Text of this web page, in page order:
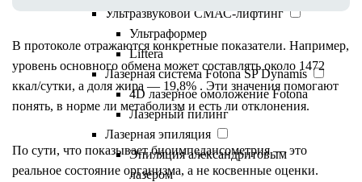
Ультразвуковой СМАС-лифтинг
Ультраформер
Liftera
Лазерная система Fotona SP Dynamis
4D лазерное омоложение Fotona
Лазерный пилинг
Лазерная эпиляция
Эпиляция александритовым
лазером
В протоколе отражаются конкретные показатели. Например,
уровень основного обмена может составлять около 1472
ккал/сутки, а доля жира — 19,8% . Эти значения помогают
понять, в норме ли метаболизм и есть ли отклонения.
По сути, что показывает биоимпедансометрия — это
реальное состояние организма, а не косвенные оценки.